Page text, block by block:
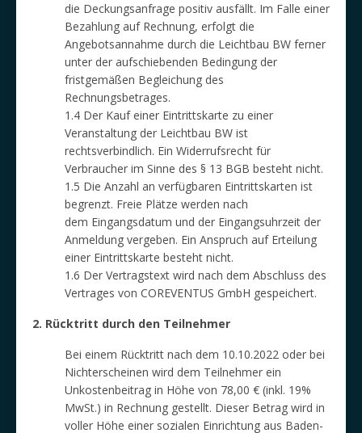
die Deckungsanfrage positiv ausfällt. Im Falle einer
Bezahlung auf Rechnung, erfolgt die
Angebotsannahme durch die Leichtbau BW ferner
unter der aufschiebenden Bedingung der
fristgemäßen Begleichung des
Rechnungsbetrages.
1.4 Der Kauf einer Eintrittskarte zu einer
Veranstaltung der Leichtbau BW ist
rechtsverbindlich. Ein Widerrufsrecht für
Verbraucher im Sinne des § 13 BGB besteht nicht.
1.5 Die Anzahl an verfügbaren Eintrittskarten ist
begrenzt. Freie Plätze werden nach
dem Eingangsdatum und der Eingangsuhrzeit der
Anmeldung vergeben. Ein Anspruch auf Erteilung
einer Eintrittskarte besteht nicht.
1.6 Der Vertragstext wird nach dem Abschluss des
Vertrages von COREVENTUS GmbH gespeichert.
2. Rücktritt durch den Teilnehmer
Bei einem Rücktritt nach dem 10.10.2022 oder bei
Nichterscheinen wird dem Teilnehmer ein
Unkostenbeitrag in Höhe von 78,00 € (inkl. 19%
MwSt.) in Rechnung gestellt. Dieser Betrag wird in
voller Höhe einer sozialen Einrichtung aus Baden-